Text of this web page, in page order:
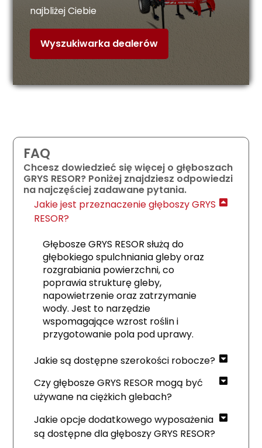
najbliżej Ciebie
Wyszukiwarka dealerów
FAQ
Chcesz dowiedzieć się więcej o głęboszach
GRYS RESOR? Poniżej znajdziesz odpowiedzi
na najczęściej zadawane pytania.
Jakie jest przeznaczenie głęboszy GRYS
RESOR?
Głębosze GRYS RESOR służą do
głębokiego spulchniania gleby oraz
rozgrabiania powierzchni, co
poprawia strukturę gleby,
napowietrzenie oraz zatrzymanie
wody. Jest to narzędzie
wspomagające wzrost roślin i
przygotowanie pola pod uprawy.
Jakie są dostępne szerokości robocze?
Czy głębosze GRYS RESOR mogą być
używane na ciężkich glebach?
Jakie opcje dodatkowego wyposażenia
są dostępne dla głęboszy GRYS RESOR?